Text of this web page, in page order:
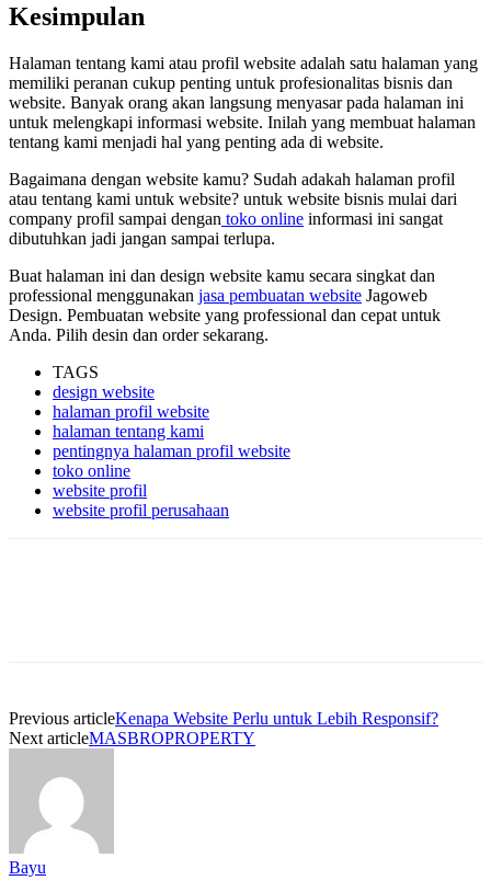
Kesimpulan
Halaman tentang kami atau profil website adalah satu halaman yang
memiliki peranan cukup penting untuk profesionalitas bisnis dan
website. Banyak orang akan langsung menyasar pada halaman ini
untuk melengkapi informasi website. Inilah yang membuat halaman
tentang kami menjadi hal yang penting ada di website.
Bagaimana dengan website kamu? Sudah adakah halaman profil
atau tentang kami untuk website? untuk website bisnis mulai dari
company profil sampai dengan toko online informasi ini sangat
dibutuhkan jadi jangan sampai terlupa.
Buat halaman ini dan design website kamu secara singkat dan
professional menggunakan jasa pembuatan website Jagoweb
Design. Pembuatan website yang professional dan cepat untuk
Anda. Pilih desin dan order sekarang.
TAGS
design website
halaman profil website
halaman tentang kami
pentingnya halaman profil website
toko online
website profil
website profil perusahaan
Previous articleKenapa Website Perlu untuk Lebih Responsif?
Next articleMASBROPROPERTY
Bayu